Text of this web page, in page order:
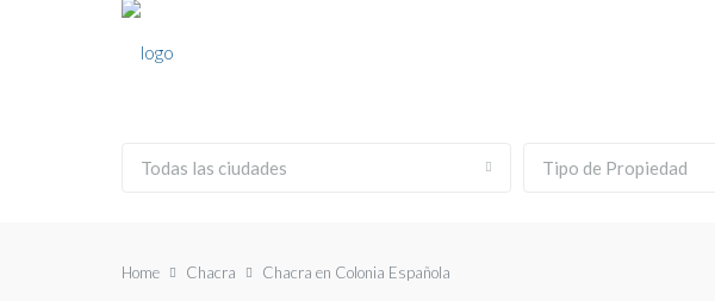
Todas las ciudades Tipo de Propiedad
Home Chacra Chacra en Colonia Española